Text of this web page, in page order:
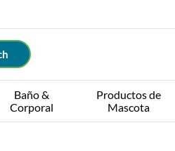
Baño &
Corporal
Productos de
Mascota